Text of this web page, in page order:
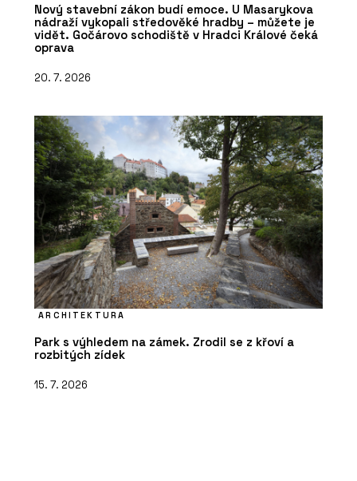
Nový stavební zákon budí emoce. U Masarykova
nádraží vykopali středověké hradby – můžete je
vidět. Gočárovo schodiště v Hradci Králové čeká
oprava
20. 7. 2026
ARCHITEKTURA
Park s výhledem na zámek. Zrodil se z křoví a
rozbitých zídek
15. 7. 2026